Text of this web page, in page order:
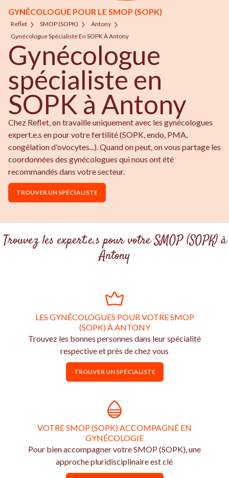
GYNÉCOLOGUE POUR LE SMOP (SOPK)
Reflet SMOP (SOPK)
Antony
Gynécologue Spécialiste En SOPK À Antony
Gynécologue
spécialiste en
SOPK à Antony
Chez Reflet, on travaille uniquement avec les gynécologues
expert.e.s en pour votre fertilité (SOPK, endo, PMA,
congélation d'ovocytes...). Quand on peut, on vous partage les
coordonnées des gynécologues qui nous ont été
recommandés dans votre secteur.
TROUVER UN SPÉCIALISTE
Trouvez les expert.e.s pour votre SMOP (SOPK) à
Antony
LES GYNÉCOLOGUES POUR VOTRE SMOP
(SOPK) À ANTONY
Trouvez les bonnes personnes dans leur spécialité
respective et près de chez vous
TROUVER UN SPÉCIALISTE
VOTRE SMOP (SOPK) ACCOMPAGNÉ EN
GYNÉCOLOGIE
Pour bien accompagner votre SMOP (SOPK), une
approche pluridisciplinaire est clé